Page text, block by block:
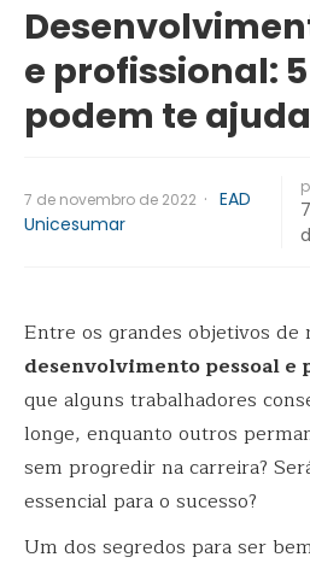
e profissional:
podem te
7 de novembro de 2022 · EAD
Unicesumar
Entre os grandes objetivos de
desenvolvimento pessoal e
que alguns trabalhadores
longe, enquanto outros
sem progredir na carreira?
essencial para o sucesso?
Um dos segredos para ser